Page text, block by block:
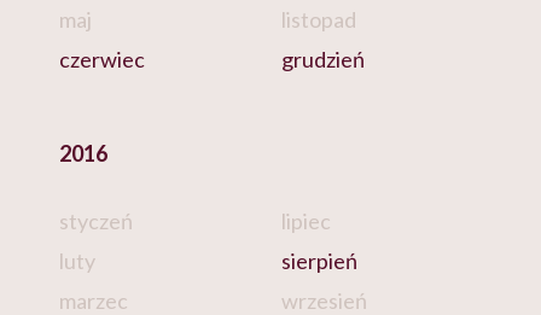
maj
czerwiec
listopad
grudzień
2016
styczeń
luty
marzec
lipiec
sierpień
wrzesień